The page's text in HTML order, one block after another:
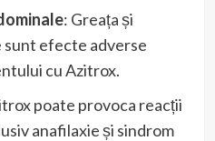
: Greața și
sunt efecte adverse
cu Azitrox.
poate provoca reacții
anafilaxie și sindrom